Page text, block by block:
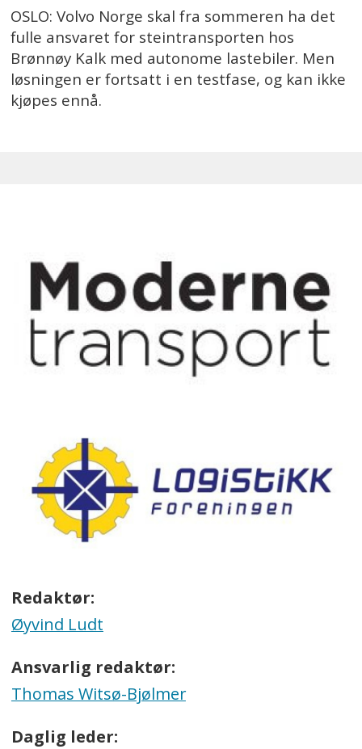
OSLO: Volvo Norge skal fra sommeren ha det
fulle ansvaret for steintransporten hos
Brønnøy Kalk med autonome lastebiler. Men
løsningen er fortsatt i en testfase, og kan ikke
kjøpes ennå.
Redaktør:
Øyvind Ludt
Ansvarlig redaktør:
Thomas Witsø-Bjølmer
Daglig leder: